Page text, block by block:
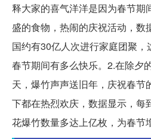
释大家的喜气洋洋是因为春节期
盛的食物，热闹的庆祝活动，数
国约有30亿人次进行家庭团聚
春节期间有多么快乐。2.在除夕
天，爆竹声声送旧年，庆祝春节
下都在热烈欢庆，数据显示，每
花爆竹数量多达上亿枚，为春节